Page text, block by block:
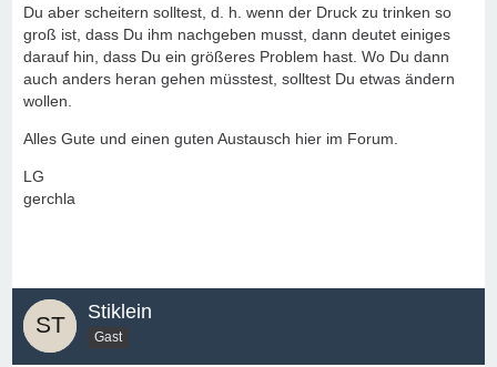
Du aber scheitern solltest, d. h. wenn der Druck zu trinken so
groß ist, dass Du ihm nachgeben musst, dann deutet einiges
darauf hin, dass Du ein größeres Problem hast. Wo Du dann
auch anders heran gehen müsstest, solltest Du etwas ändern
wollen.
Alles Gute und einen guten Austausch hier im Forum.
LG
gerchla
Stiklein
Gast